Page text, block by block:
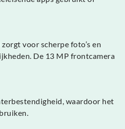
voor scherpe foto’s en
De 13 MP frontcamera
waardoor het